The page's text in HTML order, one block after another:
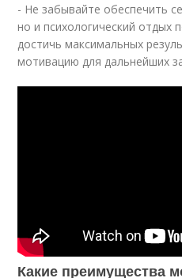
- Не забывайте обеспечить
но и психологический отдых
достичь максимальных
мотивацию для дальнейших
Какие преимущества